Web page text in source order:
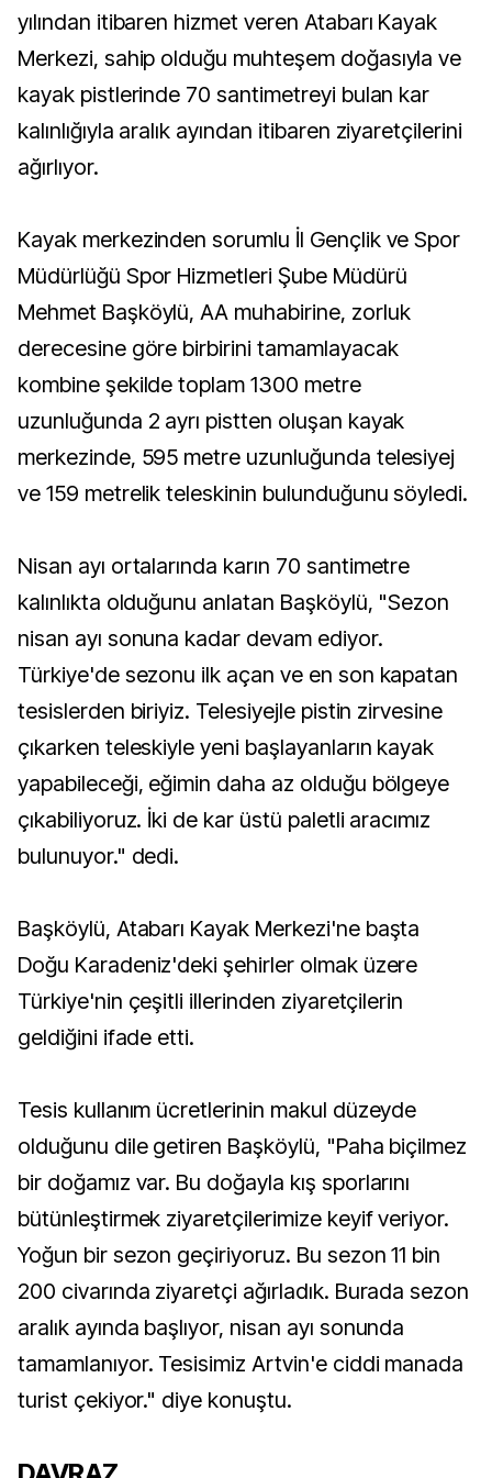
yılından itibaren hizmet veren Atabarı Kayak
Merkezi, sahip olduğu muhteşem doğasıyla ve
kayak pistlerinde 70 santimetreyi bulan kar
kalınlığıyla aralık ayından itibaren ziyaretçilerini
ağırlıyor.
Kayak merkezinden sorumlu İl Gençlik ve Spor
Müdürlüğü Spor Hizmetleri Şube Müdürü
Mehmet Başköylü, AA muhabirine, zorluk
derecesine göre birbirini tamamlayacak
kombine şekilde toplam 1300 metre
uzunluğunda 2 ayrı pistten oluşan kayak
merkezinde, 595 metre uzunluğunda telesiyej
ve 159 metrelik teleskinin bulunduğunu söyledi.
Nisan ayı ortalarında karın 70 santimetre
kalınlıkta olduğunu anlatan Başköylü, "Sezon
nisan ayı sonuna kadar devam ediyor.
Türkiye'de sezonu ilk açan ve en son kapatan
tesislerden biriyiz. Telesiyejle pistin zirvesine
çıkarken teleskiyle yeni başlayanların kayak
yapabileceği, eğimin daha az olduğu bölgeye
çıkabiliyoruz. İki de kar üstü paletli aracımız
bulunuyor." dedi.
Başköylü, Atabarı Kayak Merkezi'ne başta
Doğu Karadeniz'deki şehirler olmak üzere
Türkiye'nin çeşitli illerinden ziyaretçilerin
geldiğini ifade etti.
Tesis kullanım ücretlerinin makul düzeyde
olduğunu dile getiren Başköylü, "Paha biçilmez
bir doğamız var. Bu doğayla kış sporlarını
bütünleştirmek ziyaretçilerimize keyif veriyor.
Yoğun bir sezon geçiriyoruz. Bu sezon 11 bin
200 civarında ziyaretçi ağırladık. Burada sezon
aralık ayında başlıyor, nisan ayı sonunda
tamamlanıyor. Tesisimiz Artvin'e ciddi manada
turist çekiyor." diye konuştu.